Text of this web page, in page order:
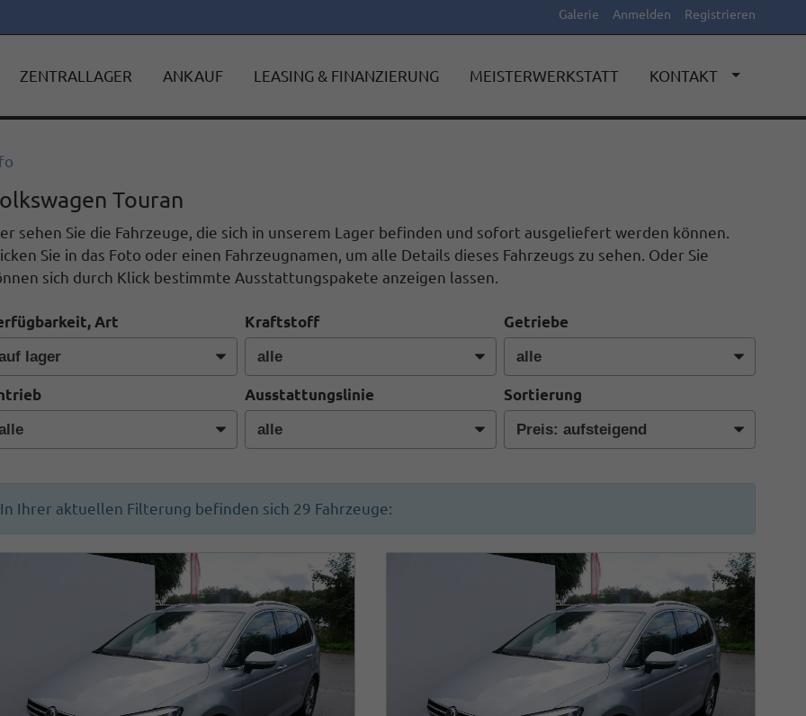
Galerie Anmelden Registrieren
ZENTRALLAGER ANKAUF LEASING & FINANZIERUNG MEISTERWERKSTATT KONTAKT
Touran
sehen Sie die Fahrzeuge, die sich in unserem Lager befinden und sofort ausgeliefert werden können.
Sie in das Foto oder einen Fahrzeugnamen, um alle Details dieses Fahrzeugs zu sehen. Oder Sie
sich durch Klick bestimmte Ausstattungspakete anzeigen lassen.
Art Kraftstoff Getriebe
Ausstattungslinie Sortierung
In Ihrer aktuellen Filterung befinden sich 29 Fahrzeuge: